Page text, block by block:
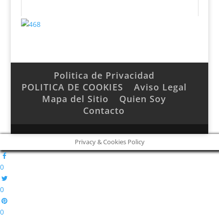
Politica de Privacidad
POLITICA DE COOKIES
Aviso Legal
Mapa del Sitio
Quien Soy
Contacto
Privacy & Cookies Policy
0
0
0